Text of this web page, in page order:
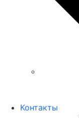
Контакты